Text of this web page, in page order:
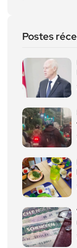
Postes